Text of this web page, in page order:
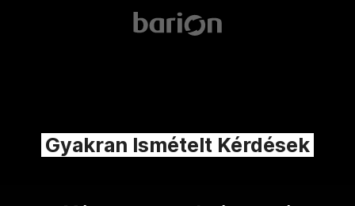
Gyakran Ismételt Kérdések